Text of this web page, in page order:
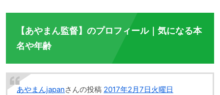
【あやまん監督】のプロフィール｜気になる本
名や年齢
あやまんjapanさんの投稿 2017年2月7日火曜日